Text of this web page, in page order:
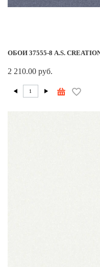
ОБОИ 37555-8 A.S.
2 210.00 руб.